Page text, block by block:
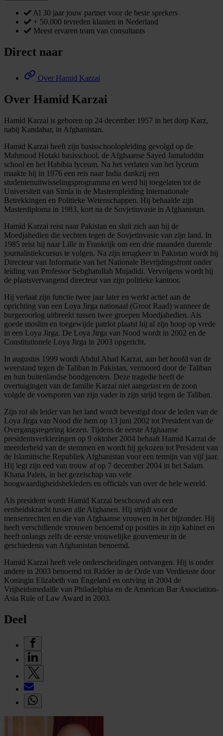
Al 30 jaar jouw partner voor de beste sprekers
+ 50.000 tevreden klanten in Nederland
Meest ervaren team van consultants
Direct naar
Over Hamid Karzai
Over Hamid Karzai
Hamid Karzai is geboren op 24 december 1957 in het dorp Karz,
nabij Kandahar, in Afghanistan.
Hamid Karzai heeft zijn basisschoolopleiding gevolgd op de
Mahmood Hotaki basisschool, de Afghaanse Sayed Jamaluddin
school en het Habibia lyceum. Na het verlaten van het lyceum
maakte hij in 1976 een reis naar India dankzij een
studentenuitwisselingsprogramma en werd hij toegelaten tot de
Universiteit van Simla in de Masteropleiding Internationale
Betrekkingen en Politieke Wetenschappen. Hij behaalde zijn
Masterdiploma in 1983, kort na de Sovjetinvasie in Afghanistan.
Hamid Karzai reist naar Pakistan en sluit zich aan bij de
Moedjahedien die vechten tegen de Sovjetinvasie van zijn land. In
1985 reist hij naar Lille in Frankrijk om een drie maanden durende
journalistiekcursus te volgen. Na zijn terugkeer in Pakistan wordt hij
Directeur van Informatie van het Nationale Bevrijdingsfront onder
leiding van Professor Sebghatullah Mujadidi. Vervolgens wordt hij
de plaatsvervangend directeur van zijn politieke kantoor.
Hij verlaat zijn functie twee jaar later en werkt actief aan de
oprichting van een Loya Jirga nationaal (Groot Raad) wanneer de
burgeroorlog uitbreekt tussen twee groepen Moedjahedien. Als
goede moslim en toegewijde patriot plaatst hij al zijn hoop op vrede
in een Loya Jirga. De Loya Jirga van Nood wordt in 2002 en de
Constitutionele Loya Jirga in 2003 opgericht.
In augustus 1999 wordt Abdul Ahad Karzai, aan het hoofd van de
weerstand tegen de Taliban in Pakistan, vermoord door de Taliban
en hun buitenlandse bondgenoten. Deze tragedie heeft de
overtuigingen van de familie Karzai niet aangetast en de zoon
volgde de voetsporen van zijn vader in zijn strijd tegen de Taliban.
Zijn rol als leider van het land wordt bevestigd door de leden van de
Loya Jirga van Nood die hem op 13 juni 2002 tot President van de
Overgangsregering kiezen. Tijdens de eerste Afghaanse
presidentsverkiezingen op 9 oktober 2004 behaalt Hamid Karzai de
meerderheid van de stemmen en wordt hij gekozen tot President van
de Islamitische Republiek Afghanistan voor een termijn van vijf jaar.
Hij legt zijn eed van trouw af op 7 december 2004 in het Salam
Khana Paleis, in het gezelschap van vele
hoogwaardigheidsbekleders en officials van over de hele wereld.
Als president wordt Hamid Karzai beschouwd als een
eenheidskracht tussen alle Afghanen. Hij strijdt voor de
mensenrechten en die van Afghaanse vrouwen in het bijzonder. Hij
heeft verschillende vrouwen benoemd op posities in zijn kabinet en
heeft onlangs zelfs de eerste vrouwelijke gouverneur in de
geschiedenis van Afghanistan benoemd.
Hamid Karzai heeft vele onderscheidingen ontvangen. Hij is onder
andere in 2003 benoemd tot Ridder in de Orde van Verdienste door
Koningin Elizabeth van Engeland en ontving in 2004 de
Vrijheidsmedaille van Philadelphia en de American Bar Association-
Asia Rule of Law Award in 2003.
Deel